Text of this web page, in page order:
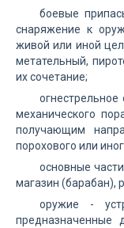
боевые
снаряжение к
живой или иной
метательный,
их сочетание;
механического
получающим
порохового или
основные
магазин (барабан),
оружие -
предназначенные